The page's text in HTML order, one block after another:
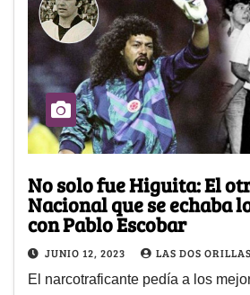
No solo fue Higuita: El
Nacional que se echaba
con Pablo Escobar
JUNIO 12, 2023 LAS DOS ORILLAS
El narcotraficante pedía a los